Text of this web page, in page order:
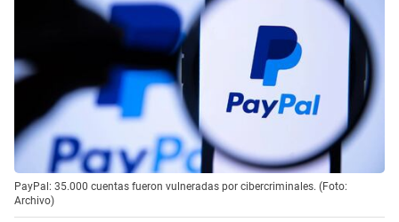
PayPal: 35.000 cuentas fueron vulneradas por cibercriminales. (Foto:
Archivo)